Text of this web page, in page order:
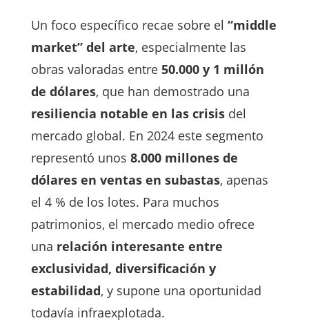
Un foco específico recae sobre el “middle
market” del arte, especialmente las
obras valoradas entre 50.000 y 1 millón
de dólares, que han demostrado una
resiliencia notable en las crisisdel
mercado global. En 2024 este segmento
representó unos 8.000 millones de
dólares en ventas en subastas, apenas
el 4 % de los lotes. Para muchos
patrimonios, el mercado medio ofrece
una relación interesante entre
exclusividad, diversificación y
estabilidad, y supone una oportunidad
todavía infraexplotada.